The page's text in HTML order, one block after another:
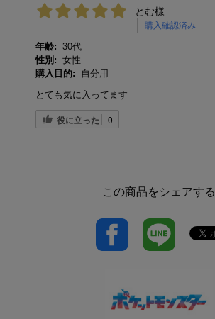
とむ様
購入確認済み
年齢: 30代
性別: 女性
購入目的:
自分用
とても気に入ってます
役に立った 0
この商品をシェアする